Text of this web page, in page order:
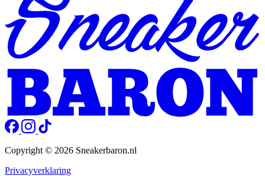
Copyright © 2026 Sneakerbaron.nl
Privacyverklaring